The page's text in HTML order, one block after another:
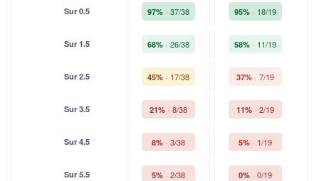
Sur 0.5 97% 37/38 95% 18/19
Sur 1.5 68% 26/38 58% 11/19
Sur 2.5 45% 17/38 37% 7/19
Sur 3.5 21% 8/38 11% 2/19
Sur 4.5 8% 3/38 5% 1/19
Sur 5.5 5% 2/38 0% 0/19